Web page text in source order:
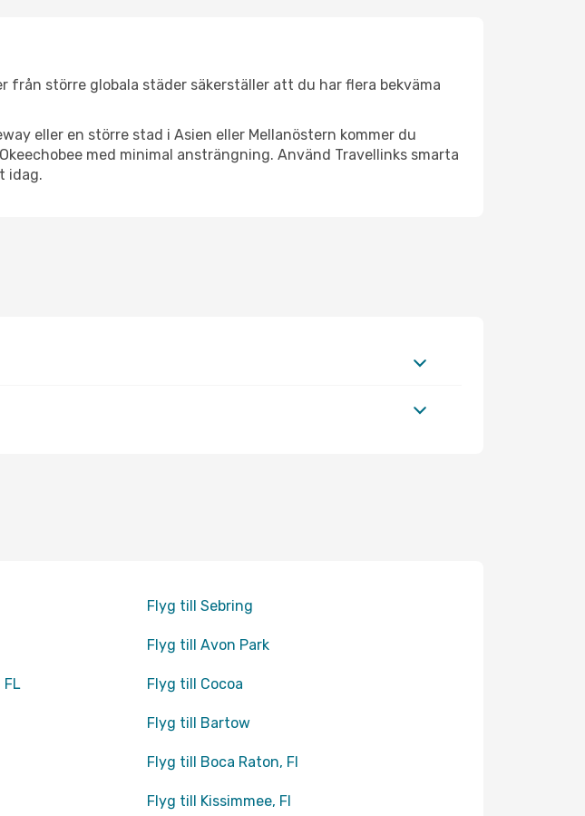
större globala städer säkerställer att du har flera bekväma
eller en större stad i Asien eller Mellanöstern kommer du
med minimal ansträngning. Använd Travellinks smarta
idag.
Flyg till Sebring
Flyg till Avon Park
FL Flyg till Cocoa
Flyg till Bartow
Flyg till Boca Raton, Fl
Flyg till Kissimmee, Fl